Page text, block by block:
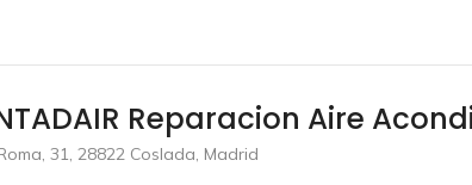
Reparacion Aire
31, 28822 Coslada, Madrid